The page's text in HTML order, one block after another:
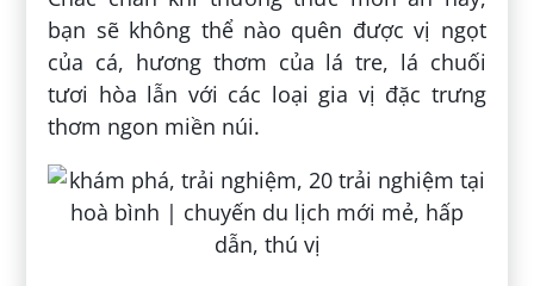
bạn sẽ không thể nào quên được vị ngọt
của cá, hương thơm của lá tre, lá chuối
tươi hòa lẫn với các loại gia vị đặc trưng
thơm ngon miền núi.